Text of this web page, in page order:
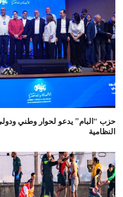
حزب “البام” يدعو لحوار وطني
النظامية